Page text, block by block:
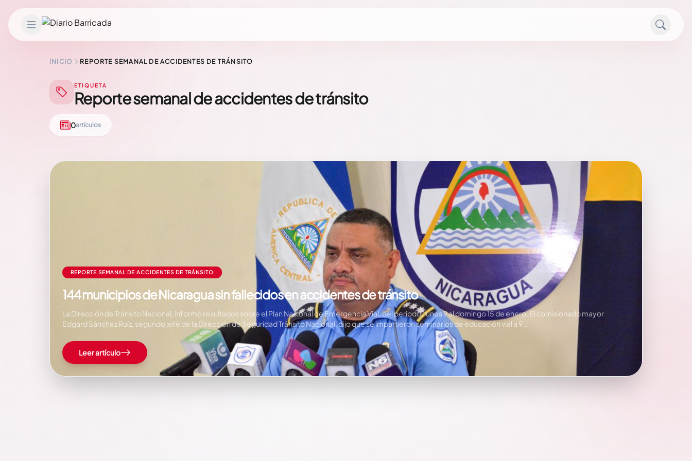
INICIO REPORTE SEMANAL DE ACCIDENTES DE TRÁNSITO
ETIQUETA
Reporte semanal de accidentes de tránsito
0artículos
REPORTE SEMANAL DE ACCIDENTES DE TRÁNSITO
144 municipios de Nicaragua sin fallecidos en accidentes de tránsito
La Dirección de Tránsito Nacional, informó resultados sobre el Plan Nacional de Emergencia Vial, del período, lunes 9 al domingo 15 de enero. El comisionado mayor
Edgard Sánchez Ruíz, segundo jefe de la Dirección de Seguridad Tránsito Nacional, dijo que se impartieron seminarios de educación vial a 9…
Leer artículo